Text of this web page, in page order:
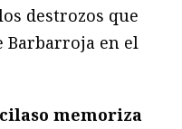
destrozos que
Barbarroja en el
memoriza